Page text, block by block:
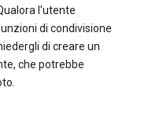
l'utente
di condivisione
di creare un
che potrebbe